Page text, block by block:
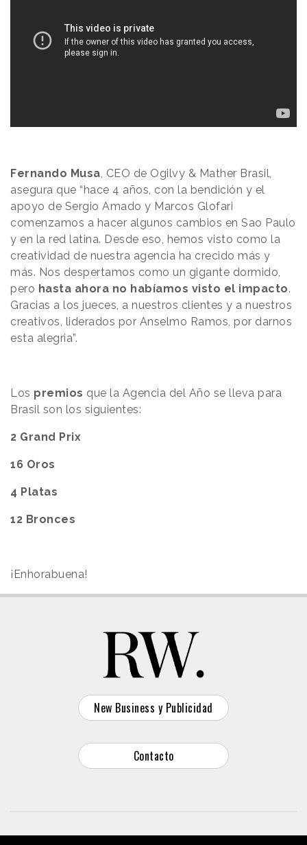
Fernando Musa , CEO de Ogilvy & Mather Brasil,
asegura que “hace 4 años, con la bendición y el
apoyo de Sergio Amado y Marcos Glofari
comenzamos a hacer algunos cambios en Sao Paulo
y en la red latina. Desde eso, hemos visto como la
creatividad de nuestra agencia ha crecido más y
más. Nos despertamos como un gigante dormido,
pero hasta ahora no habíamos visto el impacto.
Gracias a los jueces, a nuestros clientes y a nuestros
creativos, liderados por Anselmo Ramos, por darnos
esta alegria”.
Los premios que la Agencia del Año se lleva para
Brasil son los siguientes:
2 Grand Prix
16 Oros
4 Platas
12 Bronces
¡Enhorabuena!
New Business y Publicidad
Contacto
© 2026 Reason Why